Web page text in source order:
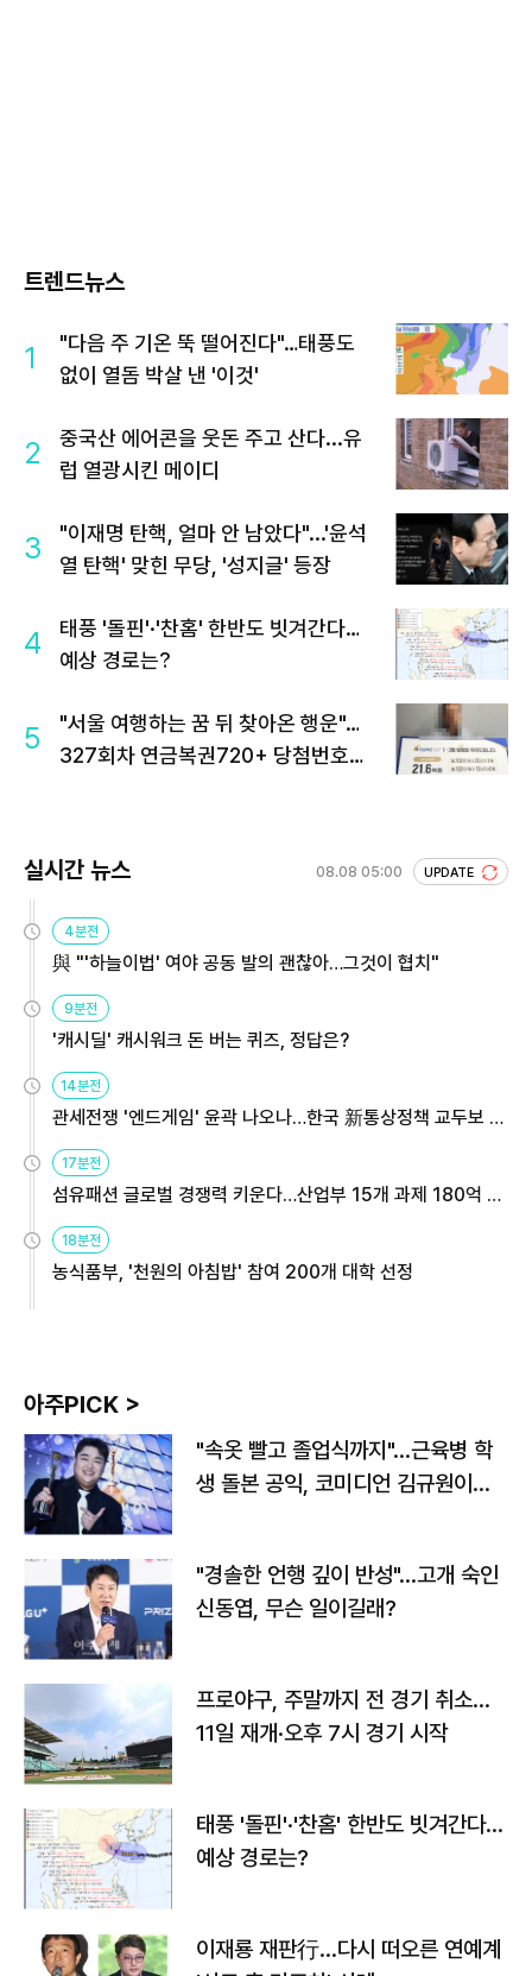
트렌드뉴스
1
"다음 주 기온 뚝 떨어진다"…태풍도
없이 열돔 박살 낸 '이것'
2
중국산 에어콘을 웃돈 주고 산다...유
럽 열광시킨 메이디
3
"이재명 탄핵, 얼마 안 남았다"...'윤석
열 탄핵' 맞힌 무당, '성지글' 등장
4
태풍 '돌핀'·'찬홈' 한반도 빗겨간다…
예상 경로는?
5
"서울 여행하는 꿈 뒤 찾아온 행운"…
327회차 연금복권720+ 당첨번호조
실시간 뉴스 08.08 05:00 UPDATE
4분전
與 "'하늘이법' 여야 공동 발의 괜찮아…그것이 협치"
9분전
'캐시딜' 캐시워크 돈 버는 퀴즈, 정답은?
14분전
관세전쟁 '엔드게임' 윤곽 나오나…한국 新통상정책 교두보 활
용해야
17분전
섬유패션 글로벌 경쟁력 키운다…산업부 15개 과제 180억 지
원
18분전
농식품부, '천원의 아침밥' 참여 200개 대학 선정
아주PICK >
"속옷 빨고 졸업식까지"…근육병 학
생 돌본 공익, 코미디언 김규원이었
"경솔한 언행 깊이 반성"…고개 숙인
신동엽, 무슨 일이길래?
프로야구, 주말까지 전 경기 취소…
11일 재개·오후 7시 경기 시작
태풍 '돌핀'·'찬홈' 한반도 빗겨간다…
예상 경로는?
이재룡 재판行…다시 떠오른 연예계